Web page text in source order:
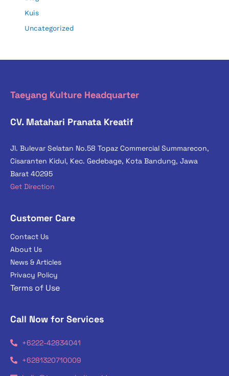
Kuis
Uncategorized
Taeyang Kulture Headquarter
CV. Matahari Pranata Kreatif
Jl. Bulevar Selatan No.58 Topaz Commercial Summarecon,
Cisaranten Kidul, Kec. Gedebage, Kota Bandung, Jawa
Barat 40295
Get Direction
Customer Care
Contact Us
About Us
News & Articles
Privacy Policy
Terms of Use
Call Now for Services
+6222-42834041
+6281320710009